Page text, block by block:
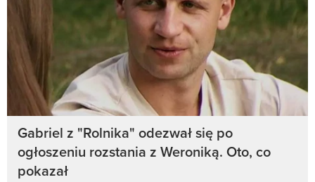
Gabriel z "Rolnika" odezwał się po
ogłoszeniu rozstania z Weroniką. Oto, co
pokazał